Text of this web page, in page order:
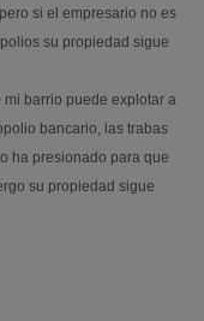
si el empresario no es
su propiedad sigue
mi barrio puede explotar a
bancario, las trabas
ha presionado para que
su propiedad sigue